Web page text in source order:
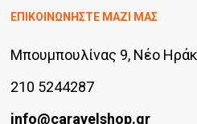
ΕΠΙΚΟΙΝΩΝΗΣΤΕ ΜΑΖΙ ΜΑΣ
Μπουμπουλίνας 9, Νέο
210 5244287
info@caravelshop.gr